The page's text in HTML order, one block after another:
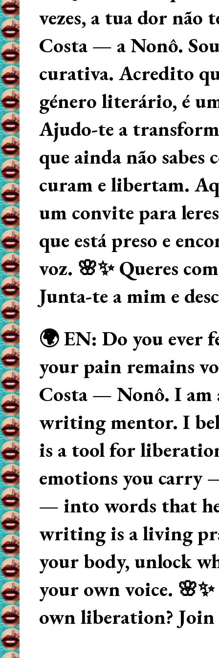
vezes, a tua dor não
Costa — a Nonô.
curativa. Acredito
género literário, é
Ajudo-te a
que ainda não
curam e libertam.
um convite para
que está preso e
voz. 🌸✨ Queres
Junta-te a mim e
🌍 EN: Do you ever
your pain remains
Costa — Nonô. I am
writing mentor. I
is a tool for
emotions you carry
— into words that
writing is a living
your body, unlock
your own voice.
own liberation? Join